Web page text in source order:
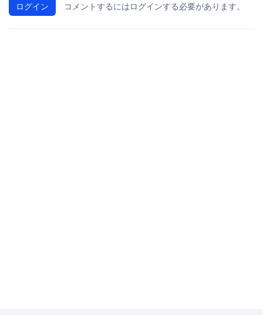
ログイン コメントするにはログインする必要があります。